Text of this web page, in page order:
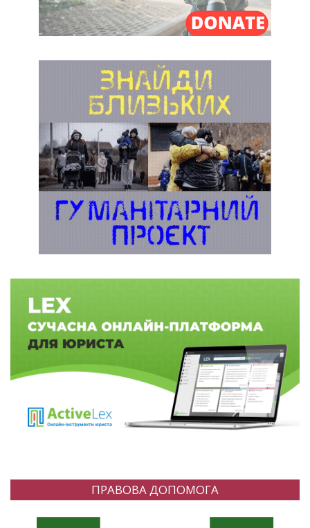
ПРАВОВА ДОПОМОГА